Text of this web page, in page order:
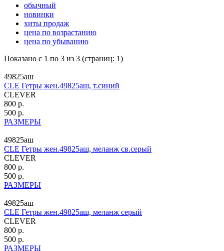
обычный
новинки
хиты продаж
цена по возрастанию
цена по убыванию
Показано с 1 по 3 из 3 (страниц: 1)
49825аш
CLE Гетры жен.49825аш, т.синий
CLEVER
800 р.
500 р.
РАЗМЕРЫ
49825аш
CLE Гетры жен.49825аш, меланж св.серый
CLEVER
800 р.
500 р.
РАЗМЕРЫ
49825аш
CLE Гетры жен.49825аш, меланж серый
CLEVER
800 р.
500 р.
РАЗМЕРЫ